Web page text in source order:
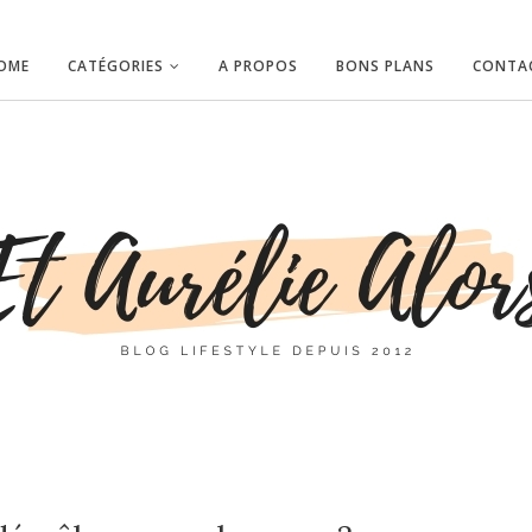
CATÉGORIES A PROPOS BONS PLANS